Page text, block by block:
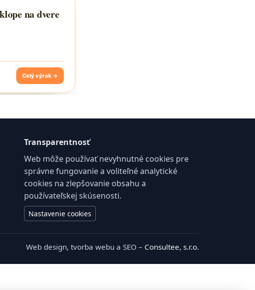
Transparentnosť
Web môže používať nevyhnutné cookies pre
správne fungovanie a voliteľné analytické
cookies na zlepšovanie obsahu a
používateľskej skúsenosti.
Nastavenie cookies
Web design, tvorba webu a SEO – Consultee, s.r.o.